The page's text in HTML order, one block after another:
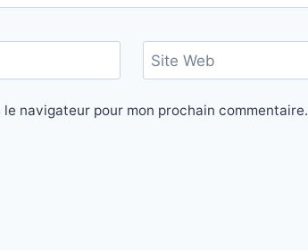
Site Web
navigateur pour mon prochain commentaire.